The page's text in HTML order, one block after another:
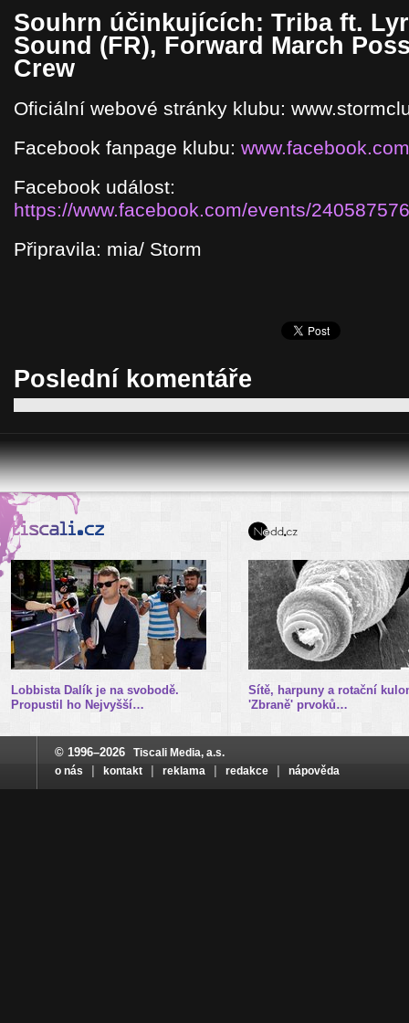
Souhrn účinkujících: Triba ft.
Sound (FR), Forward March
Crew
Oficiální webové stránky klubu:
Facebook fanpage klubu:
Facebook událost:
https://www.facebook.com/events/
Připravila: mia/ Storm
Poslední komentáře
Lobbista Dalík je na svobodě.
Propustil ho Nejvyšší…
Sítě, harpuny a rotační
'Zbraně' prvoků…
© 1996–2026
Tiscali Media, a.s.
o nás
kontakt reklama redakce nápověda